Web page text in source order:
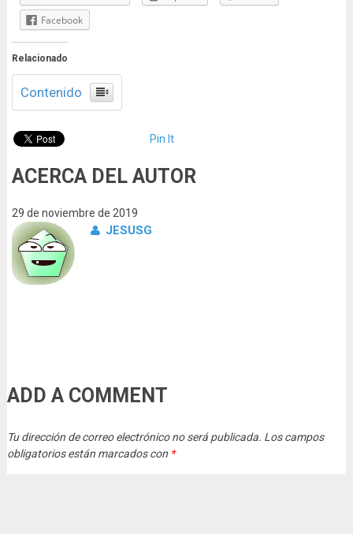
Facebook
Relacionado
Contenido
Pin It
ACERCA DEL AUTOR
29 de noviembre de 2019
JESUSG
ADD A COMMENT
Tu dirección de correo electrónico no será publicada. Los campos
obligatorios están marcados con *